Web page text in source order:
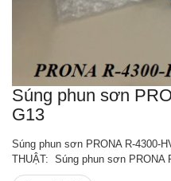
Súng phun sơn
G13
Súng phun sơn PRONA R-4300-
THUẬT: Súng phun sơn PRONA